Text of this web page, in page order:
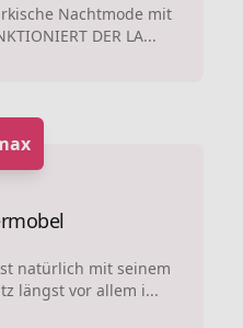
Nachtmode mit
DER LA...
natürlich mit seinem
längst vor allem i...